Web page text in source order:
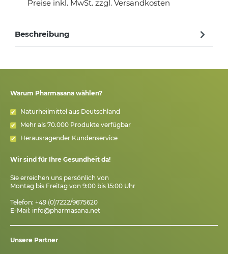
Preise inkl. MwSt. zzgl. Versandkosten
Beschreibung
Warum Pharmasana wählen?
Naturheilmittel aus Deutschland
Mehr als 70.000 Produkte verfügbar
Herausragender Kundenservice
Wir sind für Ihre Gesundheit da!
Sie erreichen uns persönlich von
Montag bis Freitag von 9:00 bis 15:00 Uhr
Telefon: +49 (0)7222/9675620
E-Mail: info@pharmasana.net
Unsere Partner